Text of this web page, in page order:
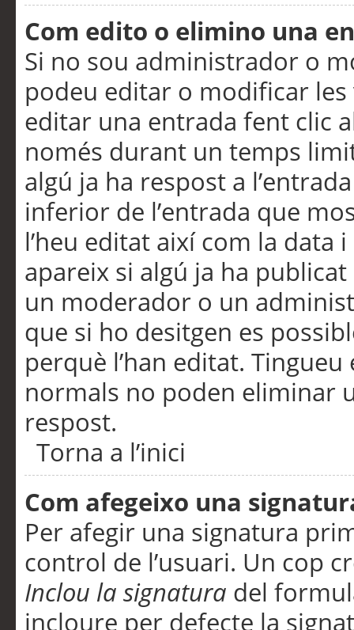
Com edito o elimino una
Si no sou administrador o
podeu editar o modificar
editar una entrada fent clic
només durant un temps
algú ja ha respost a
inferior de l’entrada que
l’heu editat així com la data
apareix si algú ja ha
un moderador o un
que si ho desitgen es
perquè l’han editat.
normals no poden eliminar
respost.
Torna a l’inici
Com afegeixo una
Per afegir una signatura
control de l’usuari. Un cop
Inclou la signatura del
incloure per defecte la